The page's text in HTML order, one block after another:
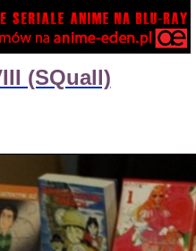
(SQuall)